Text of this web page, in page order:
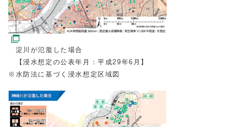
淀川が氾濫した場合
【浸水想定の公表年月：平成29年6月】
※水防法に基づく浸水想定区域図